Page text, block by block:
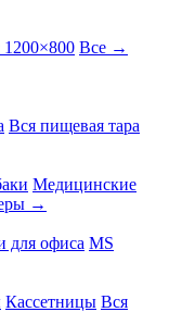
Все →
Вся пищевая тара
Медицинские
→
для офиса MS
Кассетницы Вся